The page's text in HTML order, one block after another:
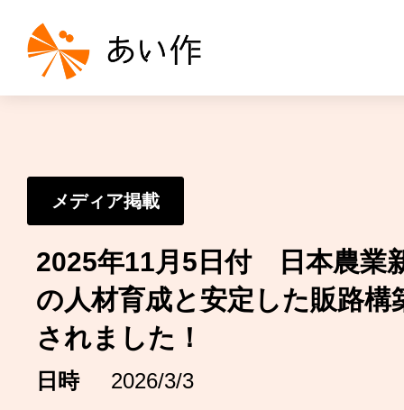
メディア掲載
2025年11月5日付 日本農業
の人材育成と安定した販路構
されました！
日時 2026/3/3